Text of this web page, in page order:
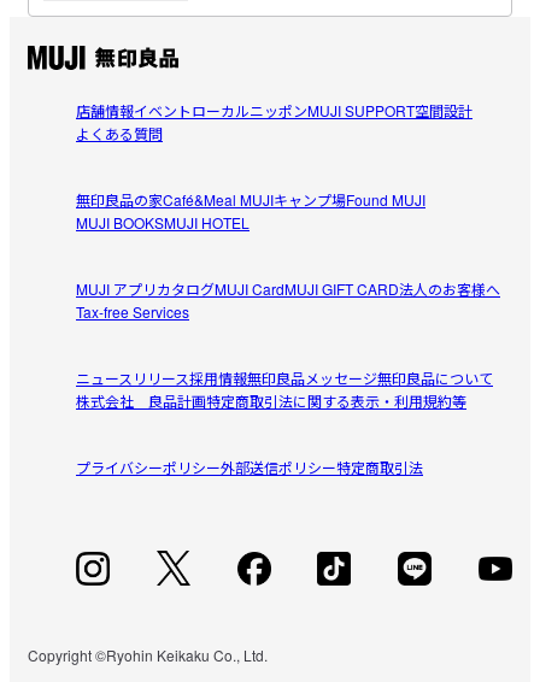
受取手段店舗受け取り可・コンビニ受け取り可
学校の色鉛筆の補充ように、購入しました。
家にあるものが発色もいいので、購入しました。
参考になった（0人）
2026/08/05
母が色鉛筆を欲しいと言うので購入しました。描きやすく
CH-53K
2026/07/15
素地の触感が良い色鉛筆
けないダイアリーに使用しています。
すべてのレビューを見る 閉じる
店舗情報イベントローカルニッポンMUJI SUPPORT空間設計
よくある質問
無印良品の家Café&Meal MUJIキャンプ場Found MUJI
MUJI BOOKSMUJI HOTEL
MUJI アプリカタログMUJI CardMUJI GIFT CARD法人のお客様へ
Tax-free Services
ニュースリリース採用情報無印良品メッセージ無印良品について
株式会社 良品計画特定商取引法に関する表示・利用規約等
プライバシーポリシー外部送信ポリシー特定商取引法
Copyright ©Ryohin Keikaku Co., Ltd.